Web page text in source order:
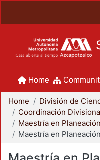
Home
Home